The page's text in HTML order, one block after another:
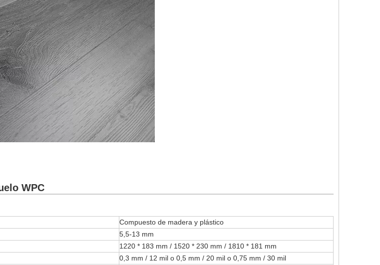
WPC
Compuesto de madera y plástico
5,5-13 mm
1220 * 183 mm / 1520 * 230 mm / 1810 * 181 mm
0,3 mm / 12 mil o 0,5 mm / 20 mil o 0,75 mm / 30 mil